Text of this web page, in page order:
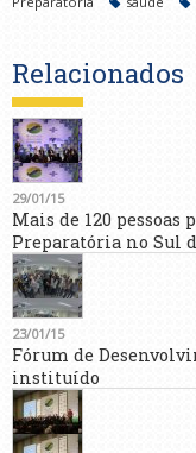
Relacionados
29/01/15
Mais de 120
Preparatória no Sul
23/01/15
Fórum de
instituído